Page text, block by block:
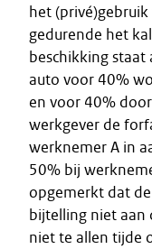
het
gedurende het
beschikking staat
auto voor 40%
en voor 40%
werkgever de
werknemer A in
50% bij
opgemerkt dat
bijtelling niet aan
niet te allen tijde